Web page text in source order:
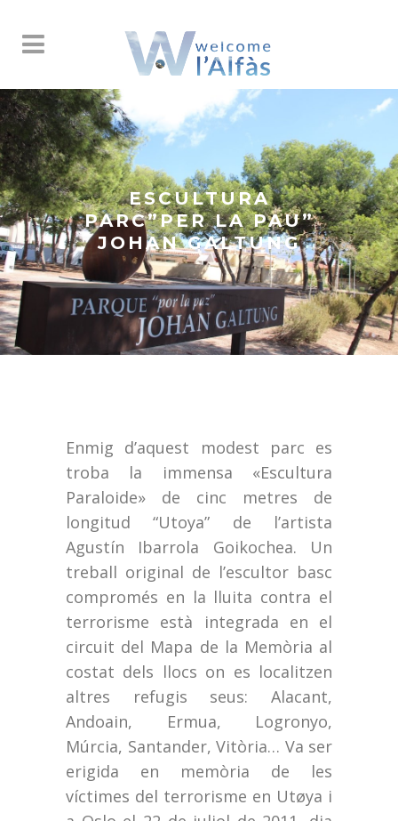
ESCULTURA
PARC”PER LA PAU”
JOHAN GALTUNG
Enmig d’aquest modest parc es
troba la immensa «Escultura
Paraloide» de cinc metres de
longitud “Utoya” de l’artista
Agustín Ibarrola Goikochea. Un
treball original de l’escultor basc
compromés en la lluita contra el
terrorisme està integrada en el
circuit del Mapa de la Memòria al
costat dels llocs on es localitzen
altres refugis seus: Alacant,
Andoain, Ermua, Logronyo,
Múrcia, Santander, Vitòria… Va ser
erigida en memòria de les
víctimes del terrorisme en Utøya i